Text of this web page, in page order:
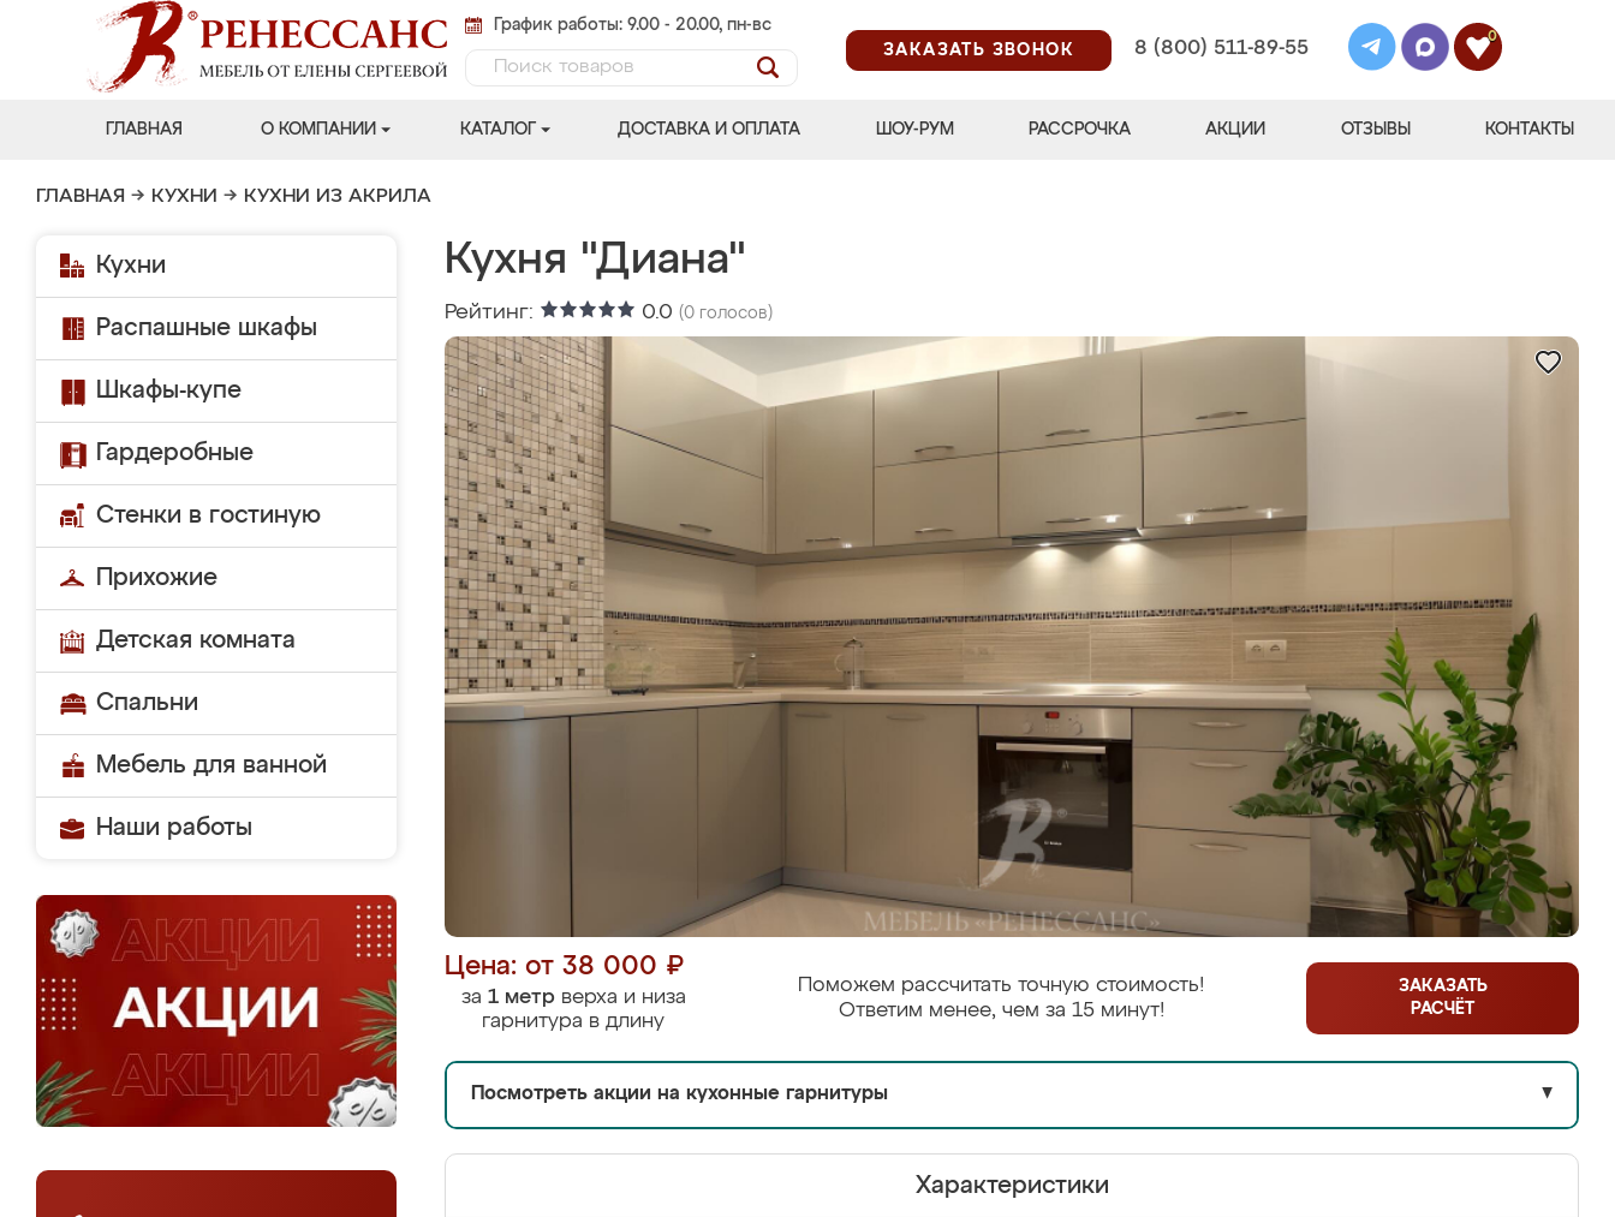
График работы: 9.00 - 20.00, пн-вс
ЗАКАЗАТЬ ЗВОНОК
8 (800) 511-89-55
0
ГЛАВНАЯ О КОМПАНИИ КАТАЛОГ ДОСТАВКА И ОПЛАТА ШОУ-РУМ РАССРОЧКА АКЦИИ ОТЗЫВЫ КОНТАКТЫ
ГЛАВНАЯ → КУХНИ → КУХНИ ИЗ АКРИЛА
Кухни
Распашные шкафы
Шкафы-купе
Гардеробные
Стенки в гостиную
Прихожие
Детская комната
Спальни
Мебель для ванной
Наши работы
Кухня "Диана"
Рейтинг: 0.0 (0 голосов)
Цена: от 38 000 ₽
за 1 метрверха и низа
гарнитура в длину
Поможем рассчитать точную стоимость!
Ответим менее, чем за 15 минут!
ЗАКАЗАТЬ
РАСЧЁТ
Посмотреть акции на кухонные гарнитуры ▼
Характеристики